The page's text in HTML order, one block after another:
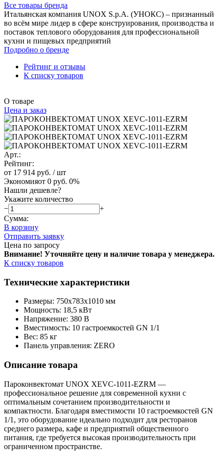
Все товары бренда
Итальянская компания UNOX S.p.A. (УНОКС) – признанный
во всём мире лидер в сфере конструирования, производства и
поставок теплового оборудования для профессиональной
кухни и пищевых предприятий
Подробно о бренде
Рейтинг и отзывы
К списку товаров
О товаре
Цена и заказ
Арт.:
Рейтинг:
от 17 914 руб. / шт
Экономияот 0 руб. 0%
Нашли дешевле?
Укажите количество
−
+
Сумма:
В корзину
Отправить заявку
Цена по запросу
Внимание! Уточняйте цену и наличие товара у менеджера.
К списку товаров
Технические характеристики
Размеры: 750x783x1010 мм
Мощность: 18,5 кВт
Напряжение: 380 В
Вместимость: 10 гастроемкостей GN 1/1
Вес: 85 кг
Панель управления: ZERO
Описание товара
Пароконвектомат UNOX XEVC-1011-EZRM —
профессиональное решение для современной кухни с
оптимальным сочетанием производительности и
компактности. Благодаря вместимости 10 гастроемкостей GN
1/1, это оборудование идеально подходит для ресторанов
среднего размера, кафе и предприятий общественного
питания, где требуется высокая производительность при
ограниченном пространстве.